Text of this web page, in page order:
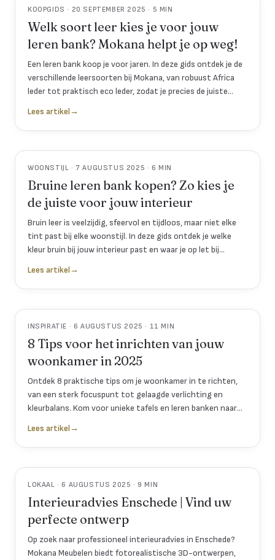
KOOPGIDS · 20 SEPTEMBER 2025 · 5 MIN
Welk soort leer kies je voor jouw
leren bank? Mokana helpt je op weg!
Een leren bank koop je voor jaren. In deze gids ontdek je de
verschillende leersoorten bij Mokana, van robuust Africa
leder tot praktisch eco leder, zodat je precies de juiste
Lees artikel→
WOONSTIJL · 7 AUGUSTUS 2025 · 6 MIN
Bruine leren bank kopen? Zo kies je
de juiste voor jouw interieur
Bruin leer is veelzijdig, sfeervol en tijdloos, maar niet elke
tint past bij elke woonstijl. In deze gids ontdek je welke
kleur bruin bij jouw interieur past en waar je op let bij
Lees artikel→
INSPIRATIE · 6 AUGUSTUS 2025 · 11 MIN
8 Tips voor het inrichten van jouw
woonkamer in 2025
Ontdek 8 praktische tips om je woonkamer in te richten,
van een sterk focuspunt tot gelaagde verlichting en
kleurbalans. Kom voor unieke tafels en leren banken naar
Lees artikel→
LOKAAL · 6 AUGUSTUS 2025 · 9 MIN
Interieuradvies Enschede | Vind uw
perfecte ontwerp
Op zoek naar professioneel interieuradvies in Enschede?
Mokana Meubelen biedt fotorealistische 3D-ontwerpen,